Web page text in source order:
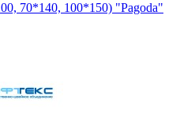
70*140, 100*150) "Pagoda"